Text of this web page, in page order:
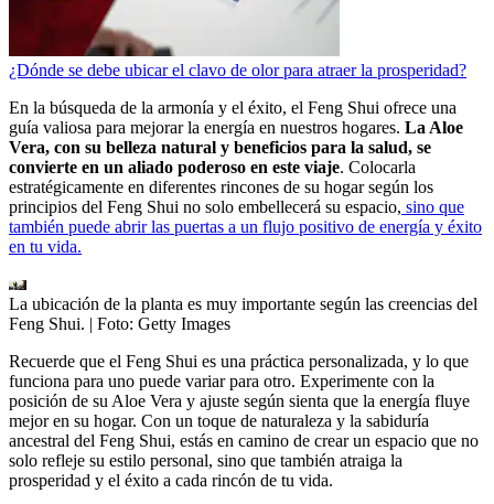
¿Dónde se debe ubicar el clavo de olor para atraer la prosperidad?
En la búsqueda de la armonía y el éxito, el Feng Shui ofrece una
guía valiosa para mejorar la energía en nuestros hogares. La Aloe
Vera, con su belleza natural y beneficios para la salud, se
convierte en un aliado poderoso en este viaje. Colocarla
estratégicamente en diferentes rincones de su hogar según los
principios del Feng Shui no solo embellecerá su espacio, sino que
también puede abrir las puertas a un flujo positivo de energía y éxito
en tu vida.
La ubicación de la planta es muy importante según las creencias del
Feng Shui. | Foto: Getty Images
Recuerde que el Feng Shui es una práctica personalizada, y lo que
funciona para uno puede variar para otro. Experimente con la
posición de su Aloe Vera y ajuste según sienta que la energía fluye
mejor en su hogar. Con un toque de naturaleza y la sabiduría
ancestral del Feng Shui, estás en camino de crear un espacio que no
solo refleje su estilo personal, sino que también atraiga la
prosperidad y el éxito a cada rincón de tu vida.